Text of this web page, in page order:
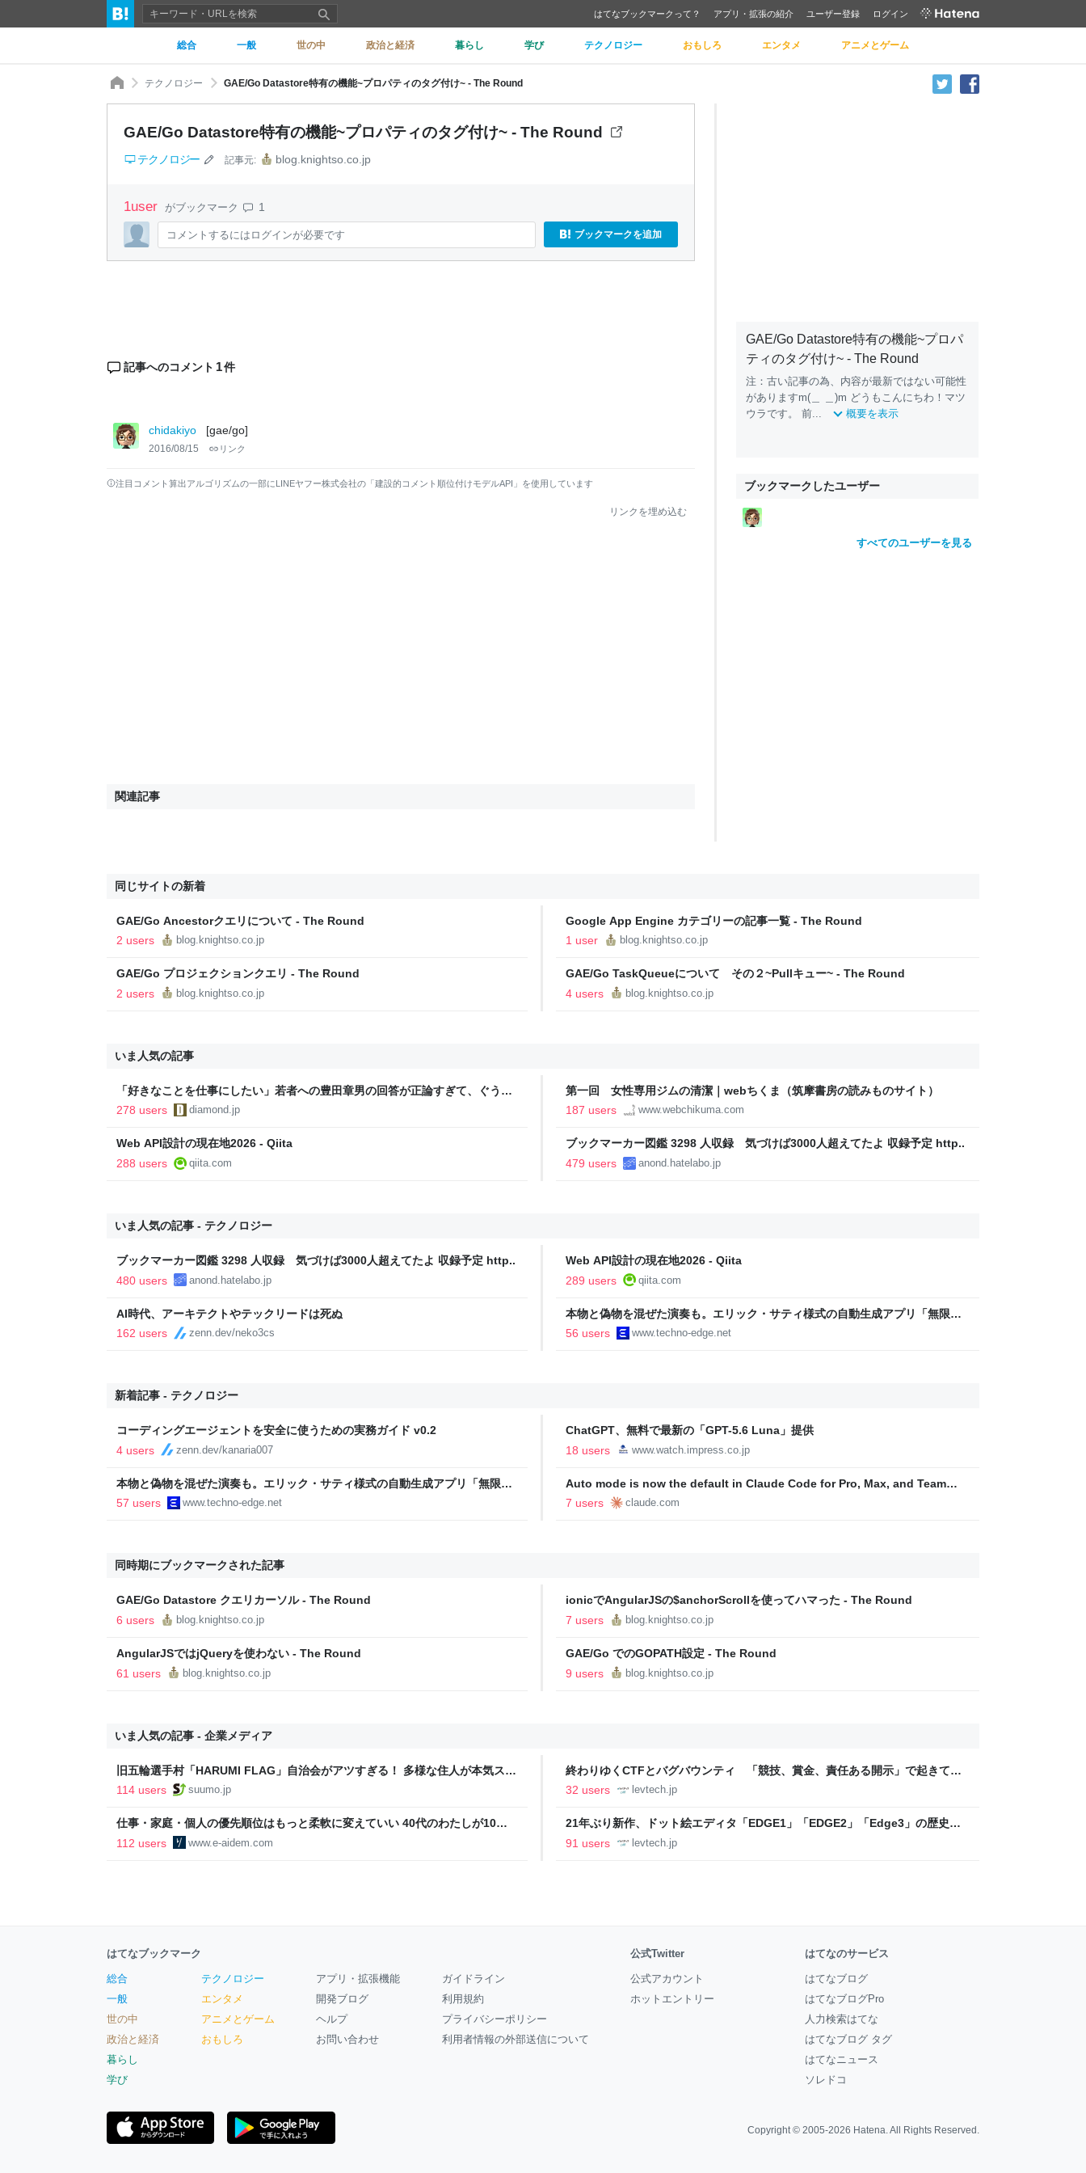
はてなブックマークって？ アプリ・拡張の紹介 ユーザー登録 ログイン
総合 一般 世の中 政治と経済 暮らし 学び テクノロジー おもしろ エンタメ アニメとゲーム
テクノロジー GAE/Go Datastore特有の機能~プロパティのタグ付け~ - The Round
GAE/Go Datastore特有の機能~プロパティのタグ付け~ - The Round
テクノロジー 記事元: blog.knightso.co.jp
1user がブックマーク 1
コメントするにはログインが必要です ブックマークを追加
記事へのコメント 1件
chidakiyo [gae/go]
2016/08/15 リンク
注目コメント算出アルゴリズムの一部にLINEヤフー株式会社の「建設的コメント順位付けモデルAPI」を使用しています
リンクを埋め込む
関連記事
GAE/Go Datastore特有の機能~プロパ
ティのタグ付け~ - The Round
注：古い記事の為、内容が最新ではない可能性
がありますm(＿ ＿)m どうもこんにちわ！マツ
ウラです。 前...
概要を表示
ブックマークしたユーザー
すべてのユーザーを見る
同じサイトの新着
GAE/Go Ancestorクエリについて - The Round
2 users
blog.knightso.co.jp
Google App Engine カテゴリーの記事一覧 - The Round
1 user
blog.knightso.co.jp
GAE/Go プロジェクションクエリ - The Round
2 users
blog.knightso.co.jp
GAE/Go TaskQueueについて その２~Pullキュー~ - The Round
4 users
blog.knightso.co.jp
いま人気の記事
「好きなことを仕事にしたい」若者への豊田章男の回答が正論すぎて、ぐうの
音も出なかった
278 users diamond.jp
第一回 女性専用ジムの清潔｜webちくま（筑摩書房の読みものサイト）
187 users
www.webchikuma.com
Web API設計の現在地2026 - Qiita
288 users
qiita.com
ブックマーカー図鑑 3298 人収録 気づけば3000人超えてたよ 収録予定 http..
479 users
anond.hatelabo.jp
いま人気の記事 - テクノロジー
ブックマーカー図鑑 3298 人収録 気づけば3000人超えてたよ 収録予定 http..
480 users
anond.hatelabo.jp
Web API設計の現在地2026 - Qiita
289 users
qiita.com
AI時代、アーキテクトやテックリードは死ぬ
162 users
zenn.dev/neko3cs
本物と偽物を混ぜた演奏も。エリック・サティ様式の自動生成アプリ「無限サ
ティ機関」をClaude Codeで作って公開した（CloseBox） | テクノエッジ
TechnoEdge
56 users www.techno-edge.net
新着記事 - テクノロジー
コーディングエージェントを安全に使うための実務ガイド v0.2
4 users
zenn.dev/kanaria007
ChatGPT、無料で最新の「GPT-5.6 Luna」提供
18 users
www.watch.impress.co.jp
本物と偽物を混ぜた演奏も。エリック・サティ様式の自動生成アプリ「無限サ
ティ機関」をClaude Codeで作って公開した（CloseBox） | テクノエッジ
57 users www.techno-edge.net
Auto mode is now the default in Claude Code for Pro, Max, and Team
plans | Claude by Anthropic
7 users claude.com
同時期にブックマークされた記事
GAE/Go Datastore クエリカーソル - The Round
6 users
blog.knightso.co.jp
ionicでAngularJSの$anchorScrollを使ってハマった - The Round
7 users
blog.knightso.co.jp
AngularJSではjQueryを使わない - The Round
61 users
blog.knightso.co.jp
GAE/Go でのGOPATH設定 - The Round
9 users
blog.knightso.co.jp
いま人気の記事 - 企業メディア
旧五輪選手村「HARUMI FLAG」自治会がアツすぎる！ 多様な住人が本気スキ
ルで挑む、盆踊り2万人集客や交通改善など“街の価値向上”戦略 東京・中央
114 users suumo.jp
終わりゆくCTFとバグバウンティ 「競技、賞金、責任ある開示」で起きてい
ること【フォーカス】 - レバテックLAB
32 users levtech.jp
仕事・家庭・個人の優先順位はもっと柔軟に変えていい 40代のわたしが10年
後の自分に伝えたいこと - りっすん by イーアイデム
112 users www.e-aidem.com
21年ぶり新作、ドット絵エディタ「EDGE1」「EDGE2」「Edge3」の歴史に
ついて作者に聞く【フォーカス】 - レバテックLAB
91 users levtech.jp
はてなブックマーク
総合
一般
世の中
政治と経済
暮らし
学び
テクノロジー
エンタメ
アニメとゲーム
おもしろ
アプリ・拡張機能
開発ブログ
ヘルプ
お問い合わせ
ガイドライン
利用規約
プライバシーポリシー
利用者情報の外部送信について
公式Twitter
公式アカウント
ホットエントリー
はてなのサービス
はてなブログ
はてなブログPro
人力検索はてな
はてなブログ タグ
はてなニュース
ソレドコ
Copyright © 2005-2026 Hatena . All Rights Reserved.